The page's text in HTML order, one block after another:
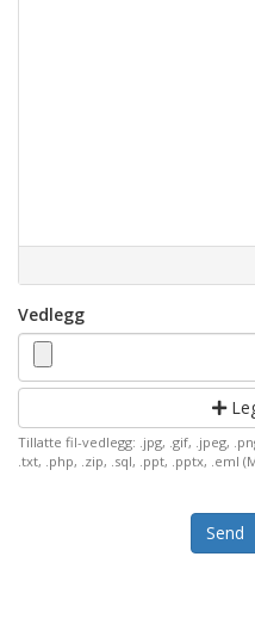
Vedlegg
Tillatte fil-vedlegg: .jpg, .gif, .jpeg,
.txt, .php, .zip, .sql, .ppt, .pptx, .eml